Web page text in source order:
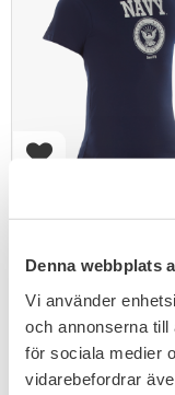
Denna webbplats
Vi använder
och annonserna till
för sociala medier
vidarebefordrar
Lägg till i
249 KR